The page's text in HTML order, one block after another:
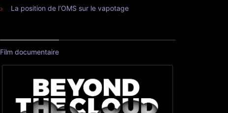
La position de l’OMS sur le vapotage
Film documentaire